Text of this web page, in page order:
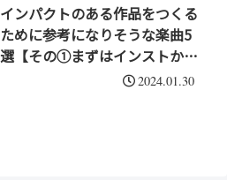
インパクトのある作品をつくる
ために参考になりそうな楽曲5
選【その①まずはインストか
2024.01.30